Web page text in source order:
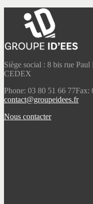
Siège social : 8 bis rue
CEDEX
Phone: 03 80 51 66 77Fax:
contact@groupeidees.fr
Nous contacter